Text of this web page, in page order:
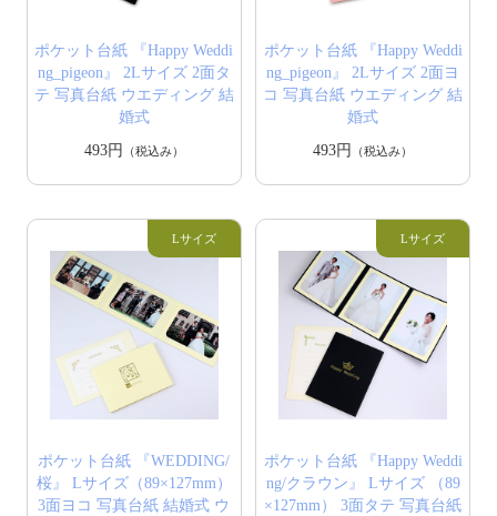
ポケット台紙 『Happy Weddi
ng_pigeon』 2Lサイズ 2面タ
テ 写真台紙 ウエディング 結
婚式
493円
（税込み）
ポケット台紙 『Happy Weddi
ng_pigeon』 2Lサイズ 2面ヨ
コ 写真台紙 ウエディング 結
婚式
493円
（税込み）
ポケット台紙 『WEDDING/
桜』 Lサイズ（89×127mm）
3面ヨコ 写真台紙 結婚式 ウ
ポケット台紙 『Happy Weddi
ng/クラウン』 Lサイズ （89
×127mm） 3面タテ 写真台紙